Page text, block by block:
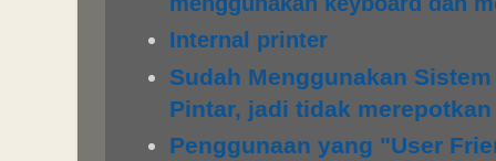
Internal printer
Sudah Menggunakan
Pintar, jadi tidak
Penggunaan yang "User